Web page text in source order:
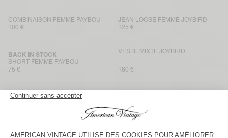
COMBINAISON FEMME PAYBOU
100 €
JEAN LOOSE FEMME JOYBIRD
125 €
SHORT FEMME PAYBOU
BACK IN STOCK
75 €
VESTE MIXTE JOYBIRD
160 €
JEAN BALLOON FEMME JOYBIRD
130 €
JOYBIRD